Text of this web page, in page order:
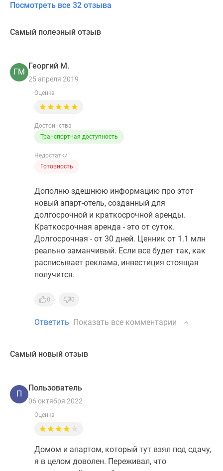
Посмотреть все 32 отзыва
Самый полезный отзыв
ГМ
Георгий М.
25 апреля 2019
Оценка
Достоинства
Транспортная доступность
Недостатки
Готовность
Дополню здешнюю информацию про этот
новый апарт-отель, созданный для
долгосрочной и краткосрочной аренды.
Краткосрочная аренда - это от суток.
Долгосрочная - от 30 дней. Ценник от 1.1 млн
реально заманчивый. Если все будет так, как
расписывает реклама, инвестиция стоящая
получится.
0 0
Ответить Показать все комментарии
Самый новый отзыв
П
Пользователь
06 октября 2022
Оценка
Домом и апартом, который тут взял под сдачу,
я в целом доволен. Переживал, что